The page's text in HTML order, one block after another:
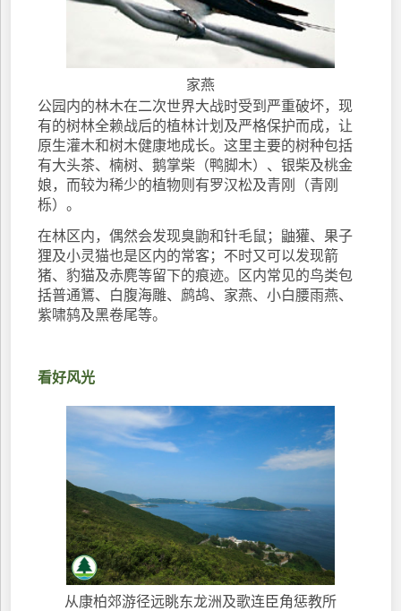
家燕
公园内的林木在二次世界大战时受到严重破坏，现
有的树林全赖战后的植林计划及严格保护而成，让
原生灌木和树木健康地成长。这里主要的树种包括
有大头茶、楠树、鹅掌柴（鸭脚木）、银柴及桃金
娘，而较为稀少的植物则有罗汉松及青刚（青刚
栎）。
在林区内，偶然会发现臭鼩和针毛鼠；鼬獾、果子
狸及小灵猫也是区内的常客；不时又可以发现箭
猪、豹猫及赤麂等留下的痕迹。区内常见的鸟类包
括普通鵟、白腹海雕、鹧鸪、家燕、小白腰雨燕、
紫啸鸫及黑卷尾等。
看好风光
从康柏郊游径远眺东龙洲及歌连臣角惩教所